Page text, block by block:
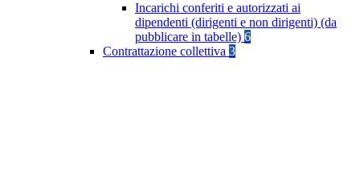
Incarichi conferiti e autorizzati ai
dipendenti (dirigenti e non dirigenti) (da
pubblicare in tabelle) 6
Contrattazione collettiva 3